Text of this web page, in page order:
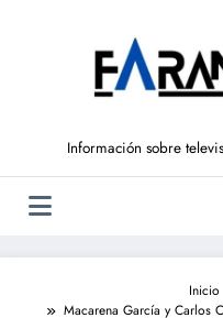
Información sobre
Inicio
Macarena García y Carlos